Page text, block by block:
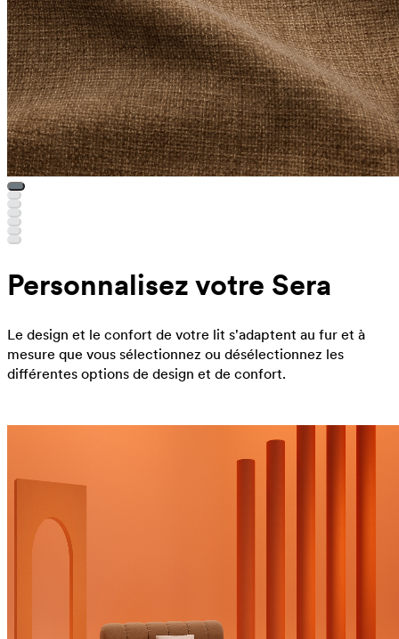
Personnalisez votre Sera
Le design et le confort de votre lit s'adaptent au fur et à
mesure que vous sélectionnez ou désélectionnez les
différentes options de design et de confort.